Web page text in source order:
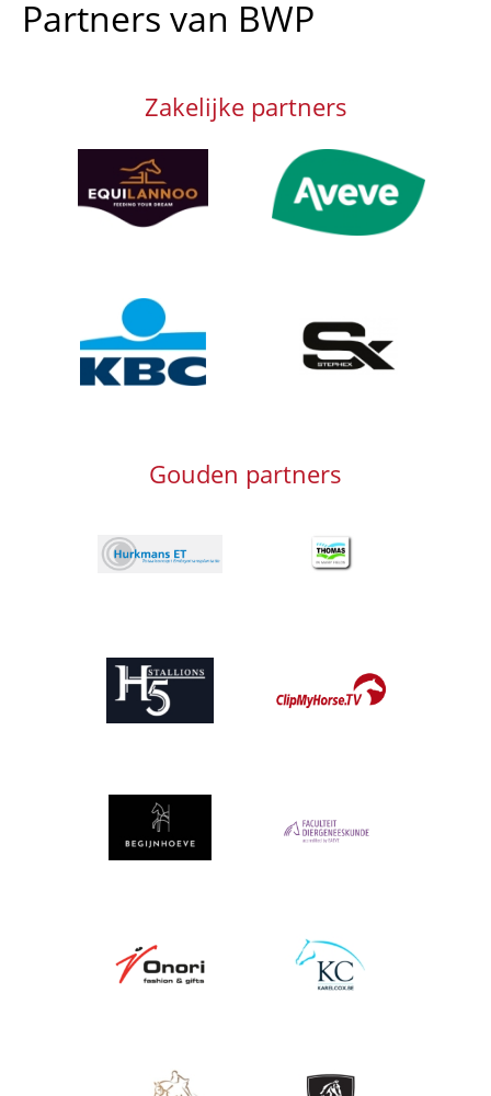
Partners van BWP
Zakelijke partners
Afbeelding Afbeelding
Afbeelding
Gouden partners
Afbeelding
Afbeelding
Afbeelding Afbeelding
Afbeelding Afbeelding
Afbeelding Afbeelding